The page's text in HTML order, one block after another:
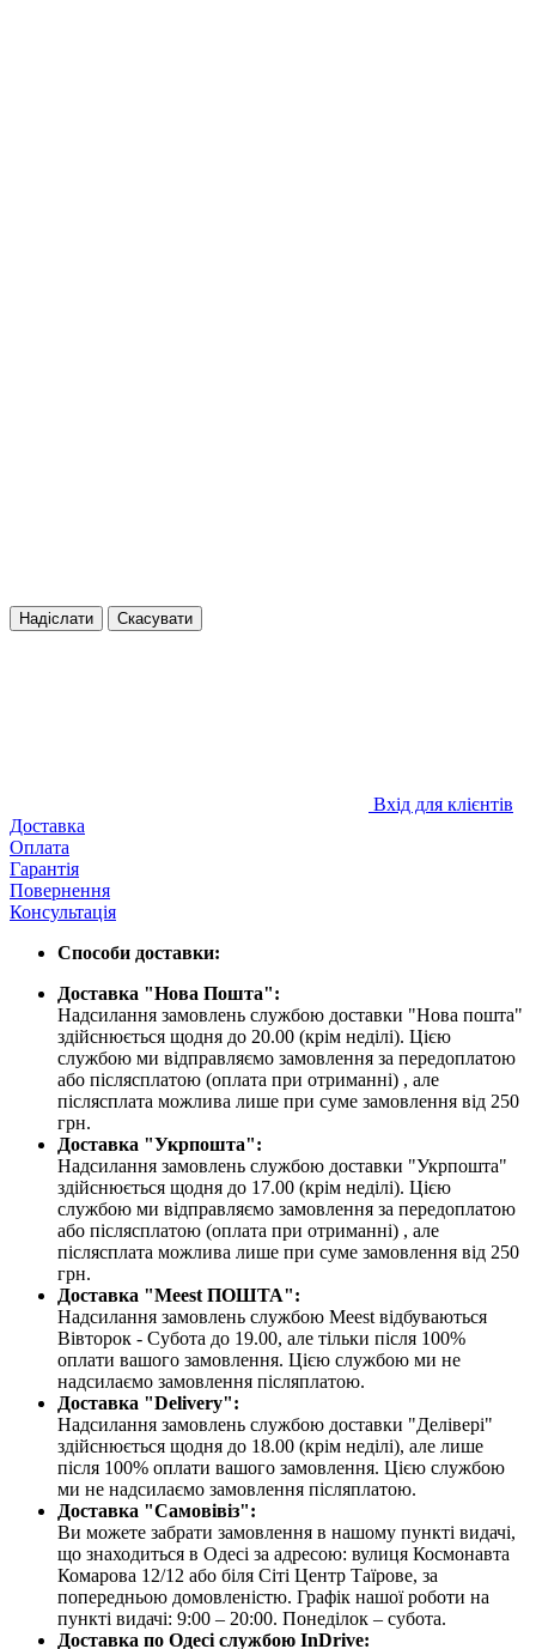
Надіслати Скасувати
Вхід для клієнтів
Доставка
Оплата
Гарантія
Повернення
Консультація
Способи доставки:
Доставка "Нова Пошта":
Надсилання замовлень службою доставки "Нова пошта"
здійснюється щодня до 20.00 (крім неділі). Цією
службою ми відправляємо замовлення за передоплатою
або післясплатою (оплата при отриманні) , але
післясплата можлива лише при суме замовлення від 250
грн.
Доставка "Укрпошта":
Надсилання замовлень службою доставки "Укрпошта"
здійснюється щодня до 17.00 (крім неділі). Цією
службою ми відправляємо замовлення за передоплатою
або післясплатою (оплата при отриманні) , але
післясплата можлива лише при суме замовлення від 250
грн.
Доставка "Meest ПОШТА":
Надсилання замовлень службою Meest відбуваються
Вівторок - Субота до 19.00, але тільки після 100%
оплати вашого замовлення. Цією службою ми не
надсилаємо замовлення післяплатою.
Доставка "Delivery":
Надсилання замовлень службою доставки "Делівері"
здійснюється щодня до 18.00 (крім неділі), але лише
після 100% оплати вашого замовлення. Цією службою
ми не надсилаємо замовлення післяплатою.
Доставка "Самовівіз":
Ви можете забрати замовлення в нашому пункті видачі,
що знаходиться в Одесі за адресою: вулиця Космонавта
Комарова 12/12 або біля Сіті Центр Таїрове, за
попередньою домовленістю. Графік нашої роботи на
пункті видачі: 9:00 – 20:00. Понеділок – субота.
Доставка по Одесі службою InDrive: